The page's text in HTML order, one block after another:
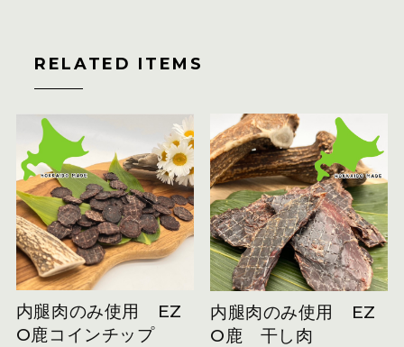
RELATED ITEMS
内腿肉のみ使用 EZ
O鹿コインチップ
内腿肉のみ使用 EZ
O鹿 干し肉